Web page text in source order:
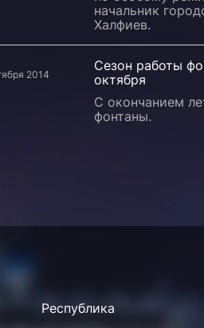
начальник
Халфиев.
2014
Сезон работы
октября
С окончанием
фонтаны.
Республика